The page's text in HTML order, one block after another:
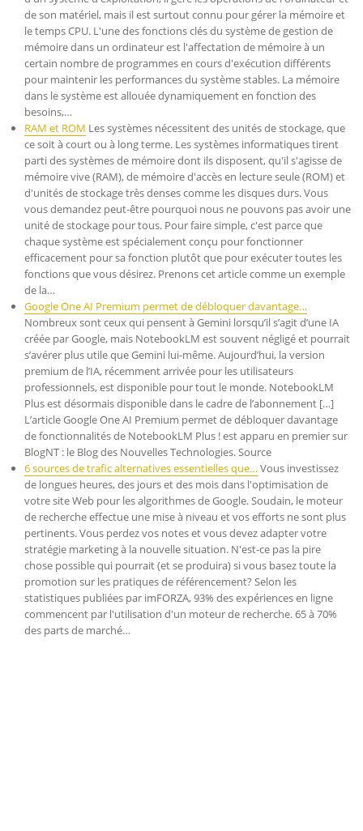
de son matériel, mais il est surtout connu pour gérer la mémoire et
le temps CPU. L'une des fonctions clés du système de gestion de
mémoire dans un ordinateur est l'affectation de mémoire à un
certain nombre de programmes en cours d'exécution différents
pour maintenir les performances du système stables. La mémoire
dans le système est allouée dynamiquement en fonction des
besoins,…
RAM et ROM Les systèmes nécessitent des unités de stockage, que
ce soit à court ou à long terme. Les systèmes informatiques tirent
parti des systèmes de mémoire dont ils disposent, qu'il s'agisse de
mémoire vive (RAM), de mémoire d'accès en lecture seule (ROM) et
d'unités de stockage très denses comme les disques durs. Vous
vous demandez peut-être pourquoi nous ne pouvons pas avoir une
unité de stockage pour tous. Pour faire simple, c'est parce que
chaque système est spécialement conçu pour fonctionner
efficacement pour sa fonction plutôt que pour exécuter toutes les
fonctions que vous désirez. Prenons cet article comme un exemple
de la…
Google One AI Premium permet de débloquer davantage…
Nombreux sont ceux qui pensent à Gemini lorsqu’il s’agit d’une IA
créée par Google, mais NotebookLM est souvent négligé et pourrait
s’avérer plus utile que Gemini lui-même. Aujourd’hui, la version
premium de l’IA, récemment arrivée pour les utilisateurs
professionnels, est disponible pour tout le monde. NotebookLM
Plus est désormais disponible dans le cadre de l’abonnement […]
L’article Google One AI Premium permet de débloquer davantage
de fonctionnalités de NotebookLM Plus ! est apparu en premier sur
BlogNT : le Blog des Nouvelles Technologies. Source
6 sources de trafic alternatives essentielles que…Vous investissez
de longues heures, des jours et des mois dans l'optimisation de
votre site Web pour les algorithmes de Google. Soudain, le moteur
de recherche effectue une mise à niveau et vos efforts ne sont plus
pertinents. Vous perdez vos notes et vous devez adapter votre
stratégie marketing à la nouvelle situation. N'est-ce pas la pire
chose possible qui pourrait (et se produira) si vous basez toute la
promotion sur les pratiques de référencement? Selon les
statistiques publiées par imFORZA, 93% des expériences en ligne
commencent par l'utilisation d'un moteur de recherche. 65 à 70%
des parts de marché…